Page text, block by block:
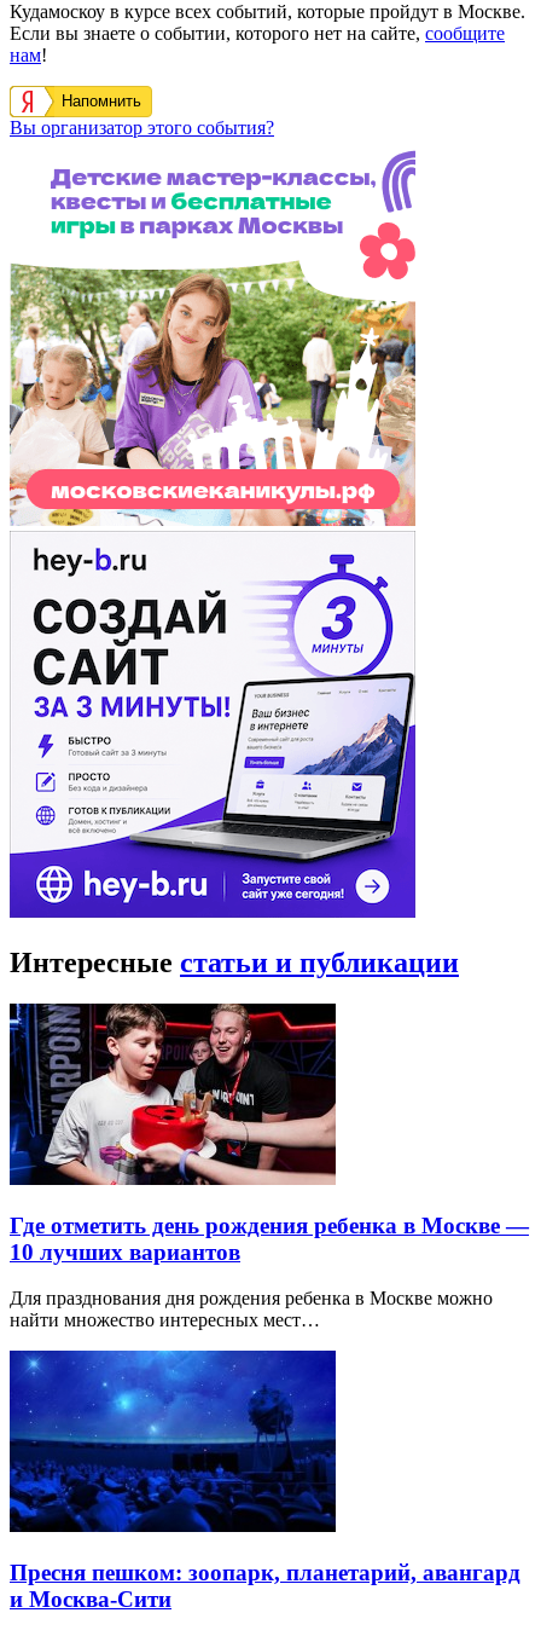
Кудамоскоу в курсе всех событий, которые пройдут в Москве.
Если вы знаете о событии, которого нет на сайте, сообщите
нам!
Напомнить
Вы организатор этого события?
Интересные статьи и публикации
Где отметить день рождения ребенка в Москве —
10 лучших вариантов
Для празднования дня рождения ребенка в Москве можно
найти множество интересных мест…
Пресня пешком: зоопарк, планетарий, авангард
и Москва-Сити